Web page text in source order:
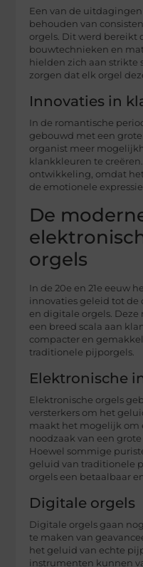
Een van de
behouden van
orgels. Dit werd bereikt
bouwtechnieken en
hielden zich aan strikte
zorgen dat elk orgel
Innovaties in
In de romantische
gebouwd met een
organist meer
klankkleuren te
ontwikkeling, omdat
de emotionele
De
orgels
In de 20e en 21e eeuw
innovaties geleid tot
en digitale orgels.
een breed scala aan
compacter en
traditionele pijporgels.
Elektronische
Elektronische orgels
versterkers om het
maakt het mogelijk om
noodzaak van een
Hoewel sommige
geluid van traditionele
orgels een betaalbaar
Digitale orgels
Digitale orgels gaan
te maken van
het geluid van echte
instrumenten kunnen